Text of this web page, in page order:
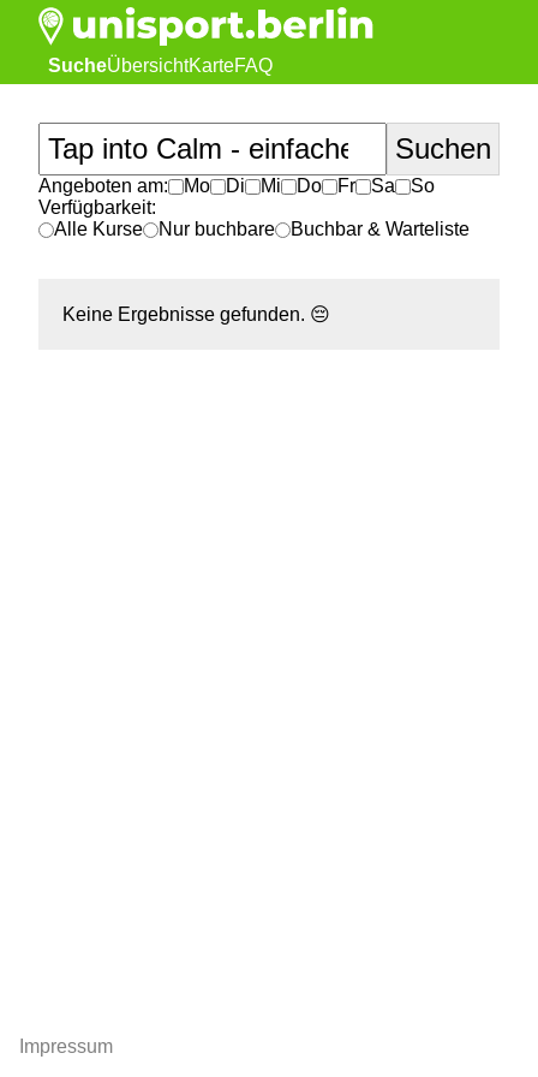
SucheÜbersichtKarteFAQ
Angeboten am: Mo Di Mi Do Fr Sa
So
Verfügbarkeit:
Alle Kurse
Nur buchbare Buchbar & Warteliste
Keine Ergebnisse gefunden. 😔
Impressum